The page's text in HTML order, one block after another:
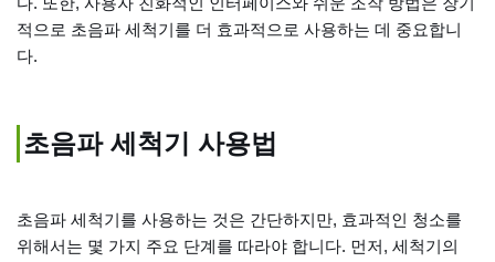
적으로 초음파 세척기를 더 효과적으로 사용하는 데 중요합니
다.
초음파 세척기 사용법
초음파 세척기를 사용하는 것은 간단하지만, 효과적인 청소를
위해서는 몇 가지 주요 단계를 따라야 합니다. 먼저, 세척기의